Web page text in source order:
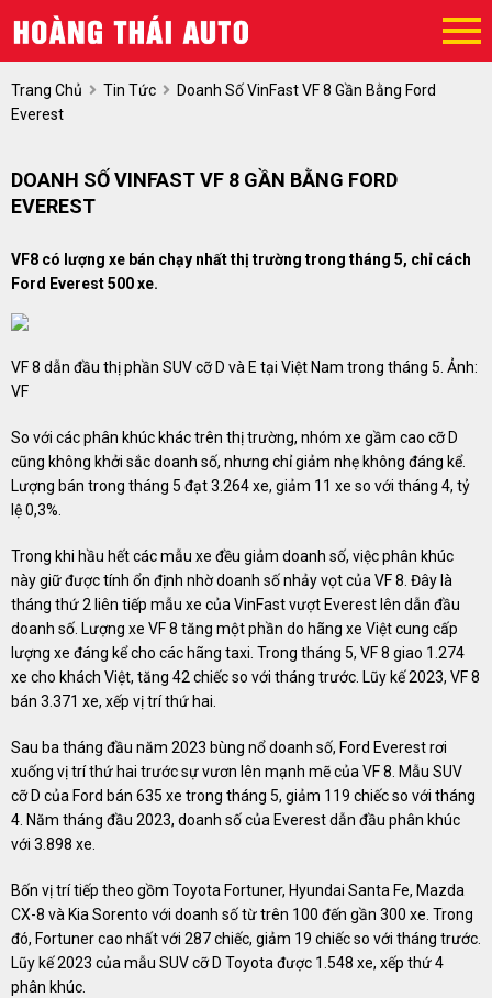
Trang Chủ Tin Tức
Doanh Số VinFast VF 8 Gần Bằng Ford
Everest
DOANH SỐ VINFAST VF 8 GẦN BẰNG FORD
EVEREST
VF8 có lượng xe bán chạy nhất thị trường trong tháng 5, chỉ cách
Ford Everest 500 xe.
VF 8 dẫn đầu thị phần SUV cỡ D và E tại Việt Nam trong tháng 5. Ảnh:
VF
So với các phân khúc khác trên thị trường, nhóm xe gầm cao cỡ D
cũng không khởi sắc doanh số, nhưng chỉ giảm nhẹ không đáng kể.
Lượng bán trong tháng 5 đạt 3.264 xe, giảm 11 xe so với tháng 4, tỷ
lệ 0,3%.
Trong khi hầu hết các mẫu xe đều giảm doanh số, việc phân khúc
này giữ được tính ổn định nhờ doanh số nhảy vọt của VF 8. Đây là
tháng thứ 2 liên tiếp mẫu xe của VinFast vượt Everest lên dẫn đầu
doanh số. Lượng xe VF 8 tăng một phần do hãng xe Việt cung cấp
lượng xe đáng kể cho các hãng taxi. Trong tháng 5, VF 8 giao 1.274
xe cho khách Việt, tăng 42 chiếc so với tháng trước. Lũy kế 2023, VF 8
bán 3.371 xe, xếp vị trí thứ hai.
Sau ba tháng đầu năm 2023 bùng nổ doanh số, Ford Everest rơi
xuống vị trí thứ hai trước sự vươn lên mạnh mẽ của VF 8. Mẫu SUV
cỡ D của Ford bán 635 xe trong tháng 5, giảm 119 chiếc so với tháng
4. Năm tháng đầu 2023, doanh số của Everest dẫn đầu phân khúc
với 3.898 xe.
Bốn vị trí tiếp theo gồm Toyota Fortuner, Hyundai Santa Fe, Mazda
CX-8 và Kia Sorento với doanh số từ trên 100 đến gần 300 xe. Trong
đó, Fortuner cao nhất với 287 chiếc, giảm 19 chiếc so với tháng trước.
Lũy kế 2023 của mẫu SUV cỡ D Toyota được 1.548 xe, xếp thứ 4
phân khúc.